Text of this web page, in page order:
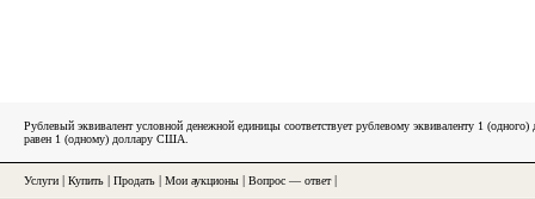
Рублевый эквивалент условной денежной единицы соответствует рублевому эквиваленту 1
равен 1 (одному) доллару США.
Услуги Купить Продать Мои аукционы Вопрос — ответ|